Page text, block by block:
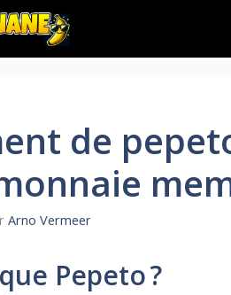
de
Arno Vermeer
Pepeto ?